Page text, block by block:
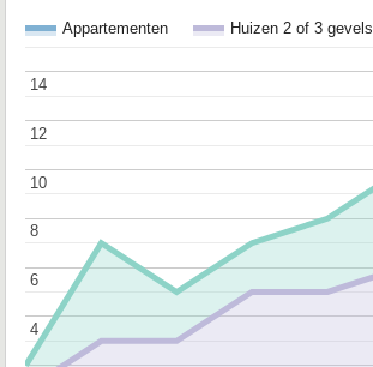
Appartementen Huizen 2 of 3 gevels
4
4
6
6
8
8
10
10
12
12
14
14